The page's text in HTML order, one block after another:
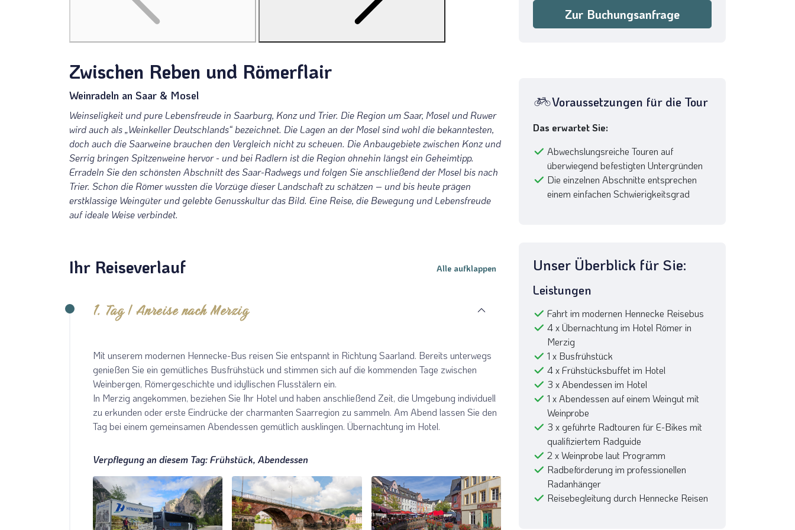
Zur Buchungsanfrage
Zwischen Reben und Römerflair
Weinradeln an Saar & Mosel
Weinseligkeit und pure Lebensfreude in Saarburg, Konz und Trier. Die Region um Saar, Mosel und Ruwer
wird auch als „Weinkeller Deutschlands“ bezeichnet. Die Lagen an der Mosel sind wohl die bekanntesten,
doch auch die Saarweine brauchen den Vergleich nicht zu scheuen. Die Anbaugebiete zwischen Konz und
Serrig bringen Spitzenweine hervor - und bei Radlern ist die Region ohnehin längst ein Geheimtipp.
Erradeln Sie den schönsten Abschnitt des Saar-Radwegs und folgen Sie anschließend der Mosel bis nach
Trier. Schon die Römer wussten die Vorzüge dieser Landschaft zu schätzen – und bis heute prägen
erstklassige Weingüter und gelebte Genusskultur das Bild. Eine Reise, die Bewegung und Lebensfreude
auf ideale Weise verbindet.
Ihr Reiseverlauf Alle aufklappen
1. Tag | Anreise nach Merzig
Mit unserem modernen Hennecke-Bus reisen Sie entspannt in Richtung Saarland. Bereits unterwegs
genießen Sie ein gemütliches Busfrühstück und stimmen sich auf die kommenden Tage zwischen
Weinbergen, Römergeschichte und idyllischen Flusstälern ein.
In Merzig angekommen, beziehen Sie Ihr Hotel und haben anschließend Zeit, die Umgebung individuell
zu erkunden oder erste Eindrücke der charmanten Saarregion zu sammeln. Am Abend lassen Sie den
Tag bei einem gemeinsamen Abendessen gemütlich ausklingen. Übernachtung im Hotel.
Verpflegung an diesem Tag: Frühstück, Abendessen
Voraussetzungen für die Tour
Das erwartet Sie:
Abwechslungsreiche Touren auf
überwiegend befestigten Untergründen
Die einzelnen Abschnitte entsprechen
einem einfachen Schwierigkeitsgrad
Unser Überblick für Sie:
Leistungen
Fahrt im modernen Hennecke Reisebus
4 x Übernachtung im Hotel Römer in
Merzig
1 x Busfrühstück
4 x Frühstücksbuffet im Hotel
3 x Abendessen im Hotel
1 x Abendessen auf einem Weingut mit
Weinprobe
3 x geführte Radtouren für E-Bikes mit
qualifiziertem Radguide
2 x Weinprobe laut Programm
Radbeförderung im professionellen
Radanhänger
Reisebegleitung durch Hennecke Reisen